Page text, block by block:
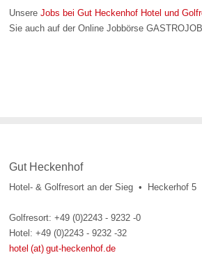
UnsereJobs bei Gut Heckenhof Hotel und
Sie auch auf der Online Jobbörse
Gut Heckenhof
Hotel- & Golfresort an der Sieg • Heckerhof 5
Golfresort: +49 (0)2243 - 9232 -0
Hotel: +49 (0)2243 - 9232 -32
hotel (at) gut-heckenhof.de